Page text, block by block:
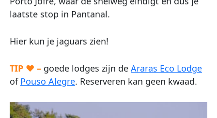
laatste stop in Pantanal.
Hier kun je jaguars zien!
TIP ♥ – goede lodges zijn de Araras Eco Lodge
of Pouso Alegre. Reserveren kan geen kwaad.